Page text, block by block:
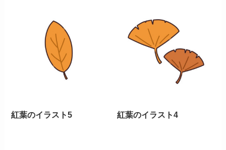
紅葉のイラスト5 紅葉のイラスト4